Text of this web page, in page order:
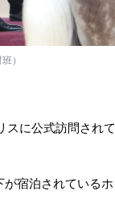
）
スに公式訪問されて
宿泊されているホ